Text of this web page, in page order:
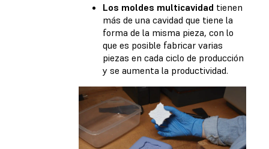
Los moldes multicavidad tienen
más de una cavidad que tiene la
forma de la misma pieza, con lo
que es posible fabricar varias
piezas en cada ciclo de producción
y se aumenta la productividad.